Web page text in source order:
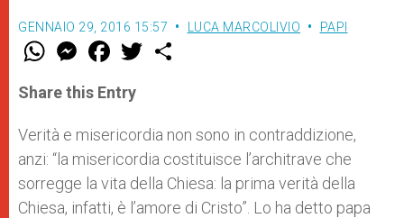
GENNAIO 29, 2016 15:57 LUCA MARCOLIVIO PAPI
W
t
s
p
p
M
e
s
e
g
e
r
F
a
e
b
o
k
w
r
Share this Entry
Verità e misericordia non sono in contraddizione,
anzi: “la misericordia costituisce l’architrave che
sorregge la vita della Chiesa: la prima verità della
Chiesa, infatti, è l’amore di Cristo”. Lo ha detto papa